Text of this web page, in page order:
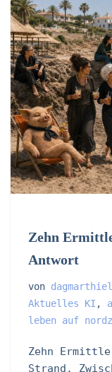
Zehn
Antwort
von dagmarthiel
Aktuelles KI ,
leben auf
Zehn
Strand.